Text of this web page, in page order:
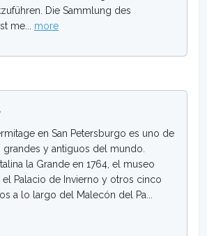
Die Sammlung des
me... more
en San Petersburgo es uno de
grandes y antiguos del mundo.
la Grande en 1764, el museo
el Palacio de Invierno y otros cinco
a lo largo del Malecón del Pa...